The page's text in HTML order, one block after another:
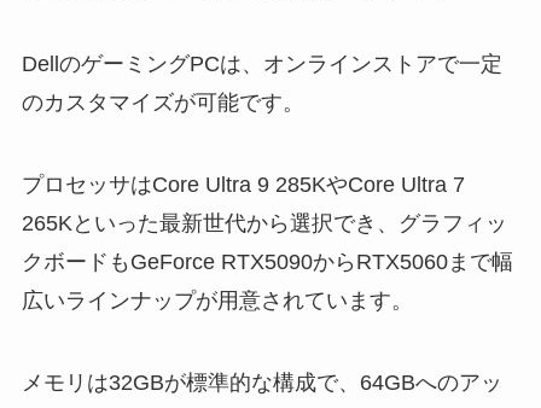
DellのゲーミングPCは、オンラインストアで一定
のカスタマイズが可能です。
プロセッサはCore Ultra 9 285KやCore Ultra 7
265Kといった最新世代から選択でき、グラフィッ
クボードもGeForce RTX5090からRTX5060まで幅
広いラインナップが用意されています。
メモリは32GBが標準的な構成で、64GBへのアッ